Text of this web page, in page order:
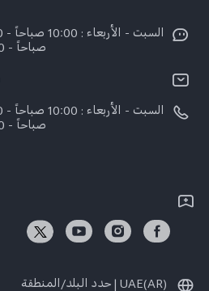
V60 Lite 5G
Y39 5G
Y04
Funtouch OS
اسعار قطع الغيار
تحديثات النظام
بيان الخصوصية بشأن خدمة العملاء
تنزيل جداول LUT لاستعادة السجل
الأخبار
الإشعارات القانونية
نبذة عنا
الأخبار
صباحاً - 3:30 مساءً. ما عدا ايام العطل
صباحاً - 3:30 مساءً. ما عدا ايام العطل
UAE(AR) | حدد البلد/المنطقة